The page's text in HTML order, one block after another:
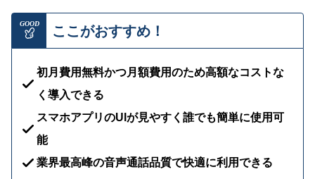
GOOD ここがおすすめ！
初月費用無料かつ月額費用のため高額なコストな
く導入できる
スマホアプリのUIが見やすく誰でも簡単に使用可
能
業界最高峰の音声通話品質で快適に利用できる